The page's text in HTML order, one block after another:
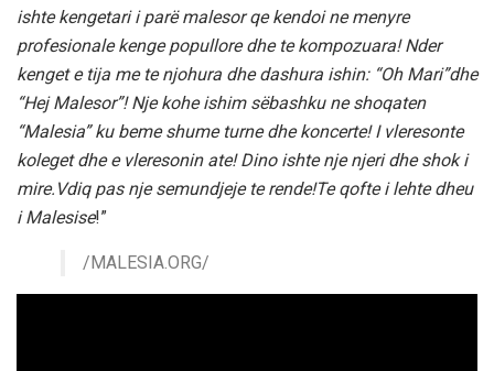
ishte kengetari i parë malesor qe kendoi ne menyre
profesionale kenge popullore dhe te kompozuara! Nder
kenget e tija me te njohura dhe dashura ishin: “Oh Mari”dhe
“Hej Malesor”! Nje kohe ishim sëbashku ne shoqaten
“Malesia” ku beme shume turne dhe koncerte! I vleresonte
koleget dhe e vleresonin ate! Dino ishte nje njeri dhe shok i
mire.Vdiq pas nje semundjeje te rende!Te qofte i lehte dheu
i Malesise!”
/MALESIA.ORG/